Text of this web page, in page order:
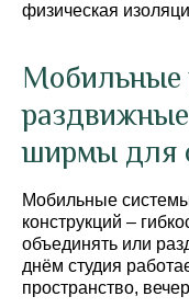
физическая
Мобильные
ширмы для
Мобильные
конструкций –
объединять или
днём студия
пространство,